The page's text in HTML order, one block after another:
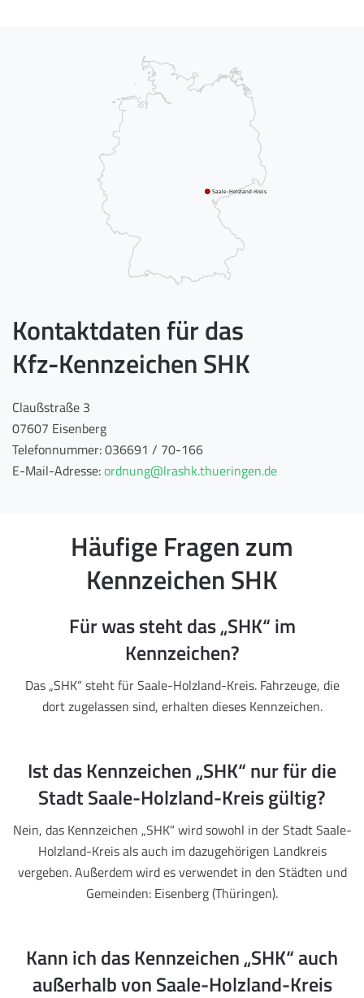
Saale-Holzland-Kreis
Kontaktdaten für das
Kfz-Kennzeichen SHK
Claußstraße 3
07607 Eisenberg
Telefonnummer: 036691 / 70-166
E-Mail-Adresse:ordnung@lrashk.thueringen.de
Häufige Fragen zum
Kennzeichen SHK
Für was steht das „SHK“ im
Kennzeichen?
Das „SHK“ steht für Saale-Holzland-Kreis. Fahrzeuge, die
dort zugelassen sind, erhalten dieses Kennzeichen.
Ist das Kennzeichen „SHK“ nur für die
Stadt Saale-Holzland-Kreis gültig?
Nein, das Kennzeichen „SHK“ wird sowohl in der Stadt Saale-
Holzland-Kreis als auch im dazugehörigen Landkreis
vergeben. Außerdem wird es verwendet in den Städten und
Gemeinden: Eisenberg (Thüringen).
Kann ich das Kennzeichen „SHK“ auch
außerhalb von Saale-Holzland-Kreis